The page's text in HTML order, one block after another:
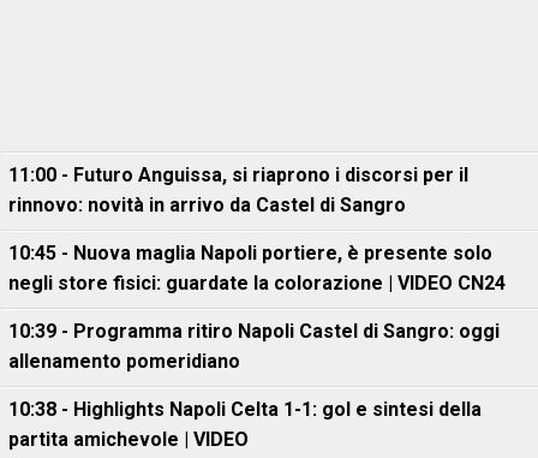
11:00 - Futuro Anguissa, si riaprono i discorsi per il
rinnovo: novità in arrivo da Castel di Sangro
10:45 - Nuova maglia Napoli portiere, è presente solo
negli store fisici: guardate la colorazione | VIDEO CN24
10:39 - Programma ritiro Napoli Castel di Sangro: oggi
allenamento pomeridiano
10:38 - Highlights Napoli Celta 1-1: gol e sintesi della
partita amichevole | VIDEO